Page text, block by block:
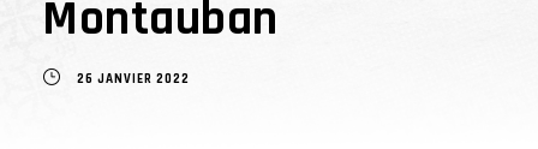
Montauban
26 JANVIER 2022